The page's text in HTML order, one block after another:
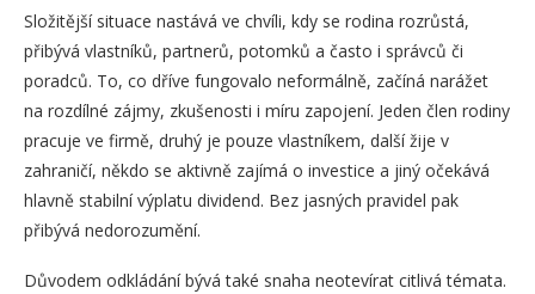
Složitější situace nastává ve chvíli, kdy se rodina rozrůstá,
přibývá vlastníků, partnerů, potomků a často i správců či
poradců. To, co dříve fungovalo neformálně, začíná narážet
na rozdílné zájmy, zkušenosti i míru zapojení. Jeden člen rodiny
pracuje ve firmě, druhý je pouze vlastníkem, další žije v
zahraničí, někdo se aktivně zajímá o investice a jiný očekává
hlavně stabilní výplatu dividend. Bez jasných pravidel pak
přibývá nedorozumění.
Důvodem odkládání bývá také snaha neotevírat citlivá témata.